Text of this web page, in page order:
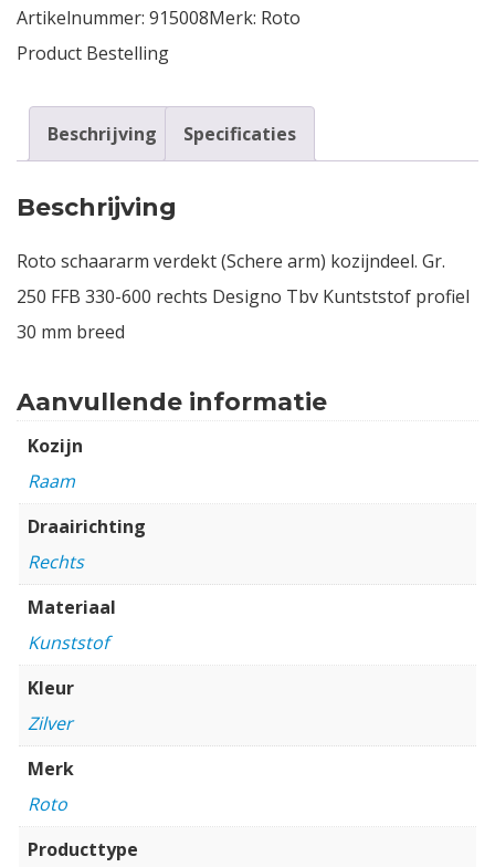
Artikelnummer: 915008Merk: Roto
Product Bestelling
Beschrijving Specificaties
Beschrijving
Roto schaararm verdekt (Schere arm) kozijndeel. Gr.
250 FFB 330-600 rechts Designo Tbv Kuntststof profiel
30 mm breed
Aanvullende informatie
Kozijn
Raam
Draairichting
Rechts
Materiaal
Kunststof
Kleur
Zilver
Merk
Roto
Producttype